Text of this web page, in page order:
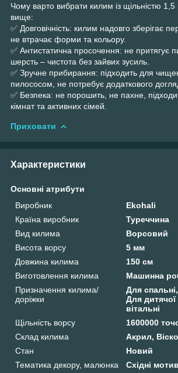
Чому варто вибрати килим із щільністю 1,5
вище:
✅ Довговічність: килим надовго зберігає
не втрачає форми та кольору.
✅ Антистатична просочення: не притягує
шерсть – чистота без зайвих зусиль.
✅ Зручне прибирання: підходить для
пилососом, не потребує додаткового
✅ Безпека: не порошить, не пахне,
кімнат та активних сімей.
Приховати
Характеристики
Основні атрибути
Виробник
Ekohali
Країна виробник
Туреччина
Вид килима
Ворсовий
Висота ворсу
5 мм
Довжина килима
150 см
Виготовлення килима
Машинна
Призначення килима/
доріжки
Для
Для дитячої
вітальні
Щільність ворсу
1600000
Склад килима
Акрил,
Стан
Новий
Тематика декору, малюнка
Східні